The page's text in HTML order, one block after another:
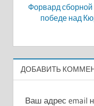
Форвард
победе над
ДОБАВИТЬ
Ваш адрес email